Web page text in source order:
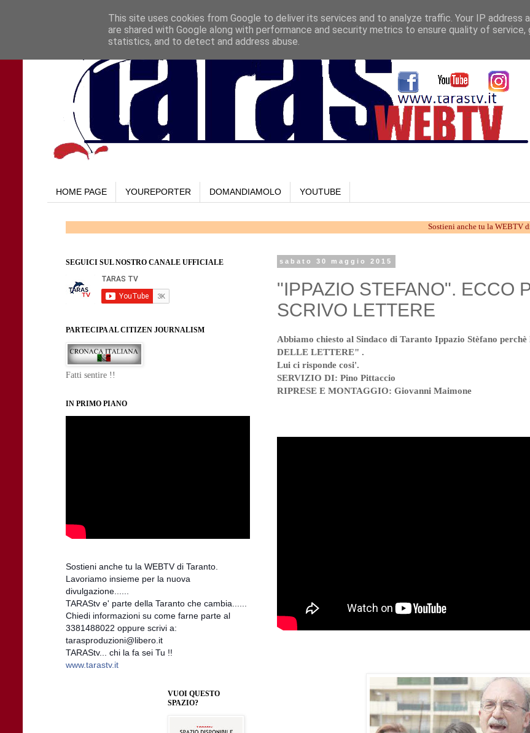
HOME PAGE YOUREPORTER DOMANDIAMOLO YOUTUBE
Sostieni anche tu la WEBTV di
sabato 30 maggio 2015
"IPPAZIO STEFANO". ECCO
SCRIVO LETTERE
Abbiamo chiesto al Sindaco di Taranto Ippazio Stèfano
DELLE LETTERE" .
Lui ci risponde cosi'.
SERVIZIO DI: Pino Pittaccio
RIPRESE E MONTAGGIO: Giovanni Maimone
SEGUICI SUL NOSTRO CANALE UFFICIALE
PARTECIPA AL CITIZEN JOURNALISM
Fatti sentire !!
IN PRIMO PIANO
Sostieni anche tu la WEBTV di Taranto.
Lavoriamo insieme per la nuova
divulgazione......
TARAStv e' parte della Taranto che cambia......
Chiedi informazioni su come farne parte al
3381488022 oppure scrivi a:
tarasproduzioni@libero.it
TARAStv... chi la fa sei Tu !!
www.tarastv.it
VUOI QUESTO
SPAZIO?
This site uses cookies from Google to deliver its services and to analyze traffic. Your IP address
are shared with Google along with performance and security metrics to ensure quality of service,
statistics, and to detect and address abuse.